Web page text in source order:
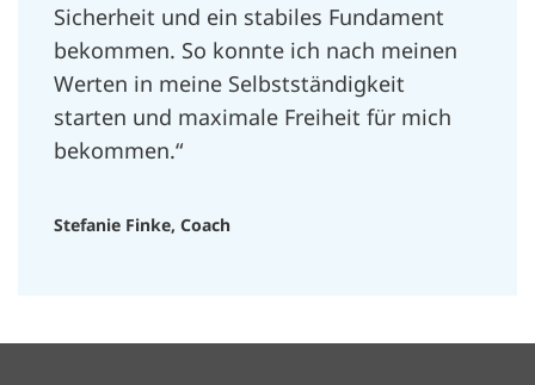
Sicherheit und ein stabiles Fundament
bekommen. So konnte ich nach meinen
Werten in meine Selbstständigkeit
starten und maximale Freiheit für mich
bekommen.“
Stefanie Finke, Coach